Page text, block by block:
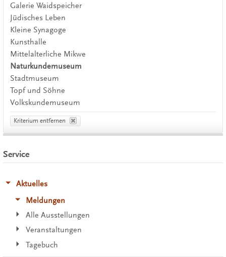
Galerie Waidspeicher
Jüdisches Leben
Kleine Synagoge
Kunsthalle
Mittelalterliche Mikwe
Naturkundemuseum
Stadtmuseum
Topf und Söhne
Volkskundemuseum
Kriterium entfernen
Service
Aktuelles
Meldungen
Alle Ausstellungen
Veranstaltungen
Tagebuch